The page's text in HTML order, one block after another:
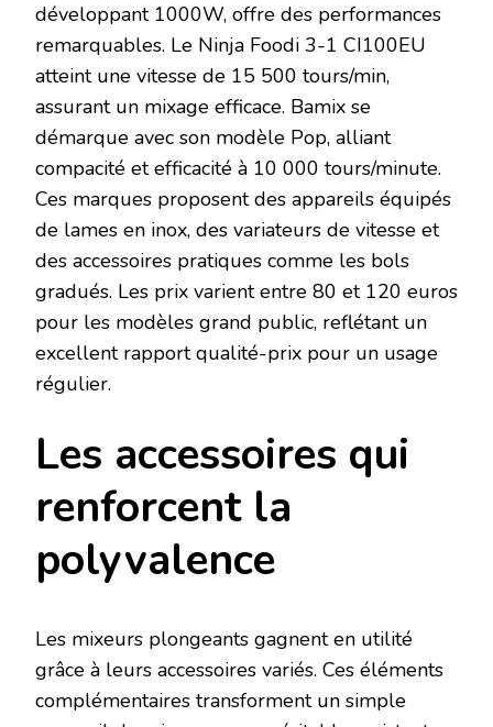
développant 1000W, offre des performances
remarquables. Le Ninja Foodi 3-1 CI100EU
atteint une vitesse de 15 500 tours/min,
assurant un mixage efficace. Bamix se
démarque avec son modèle Pop, alliant
compacité et efficacité à 10 000 tours/minute.
Ces marques proposent des appareils équipés
de lames en inox, des variateurs de vitesse et
des accessoires pratiques comme les bols
gradués. Les prix varient entre 80 et 120 euros
pour les modèles grand public, reflétant un
excellent rapport qualité-prix pour un usage
régulier.
Les accessoires qui
renforcent la
polyvalence
Les mixeurs plongeants gagnent en utilité
grâce à leurs accessoires variés. Ces éléments
complémentaires transforment un simple